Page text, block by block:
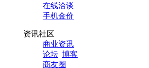
在线洽谈
手机金价
资讯社区
商业资讯
论坛 博客
商友圈